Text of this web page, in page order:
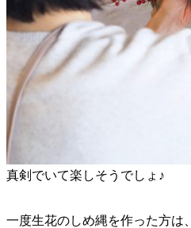
真剣でいて楽しそうでしょ♪
一度生花のしめ縄を作った方は、